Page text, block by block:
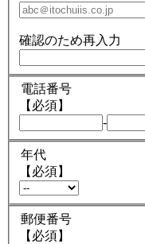
確認のため再入力
電話番号
【必須】
-
年代
【必須】
郵便番号
【必須】